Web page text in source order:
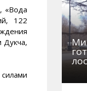
«Вода
122
Дукча,